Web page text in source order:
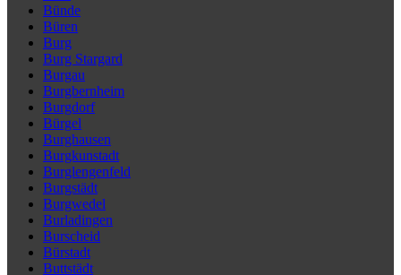
Bünde
Büren
Burg
Burg Stargard
Burgau
Burgbernheim
Burgdorf
Bürgel
Burghausen
Burgkunstadt
Burglengenfeld
Burgstädt
Burgwedel
Burladingen
Burscheid
Bürstadt
Buttstädt